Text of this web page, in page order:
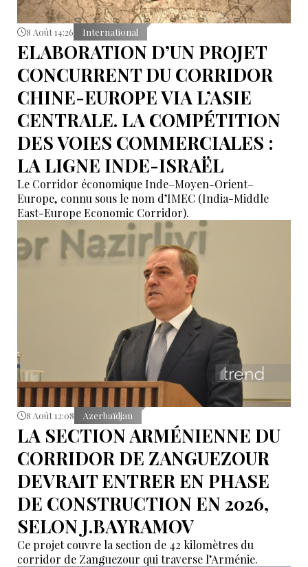
8 Août 14:26 International
ELABORATION D’UN PROJET
CONCURRENT DU CORRIDOR
CHINE-EUROPE VIA L’ASIE
CENTRALE. LA COMPÉTITION
DES VOIES COMMERCIALES :
LA LIGNE INDE-ISRAËL
Le Corridor économique Inde–Moyen-Orient–
Europe, connu sous le nom d’IMEC (India-Middle
East-Europe Economic Corridor).
8 Août 12:08 Azerbaïdjan
LA SECTION ARMÉNIENNE DU
CORRIDOR DE ZANGUEZOUR
DEVRAIT ENTRER EN PHASE
DE CONSTRUCTION EN 2026,
SELON J.BAYRAMOV
Ce projet couvre la section de 42 kilomètres du
corridor de Zanguezour qui traverse l’Arménie.